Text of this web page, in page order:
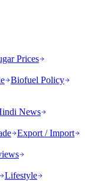
Prices
Biofuel Policy
News
Export / Import
Lifestyle